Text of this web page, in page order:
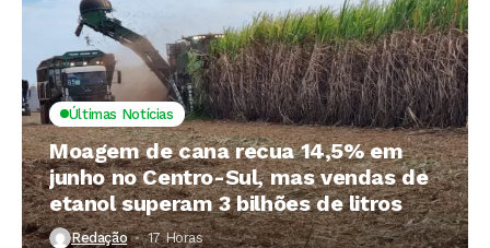
Últimas Notícias
Moagem de cana recua 14,5% em
junho no Centro-Sul, mas vendas de
etanol superam 3 bilhões de litros
Redação 17 Horas ⁮